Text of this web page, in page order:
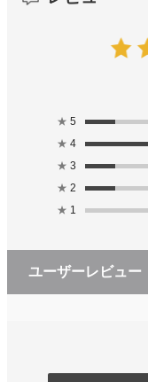
★ 5
★ 4
★ 3
★ 2
★ 1
ユーザーレビュー